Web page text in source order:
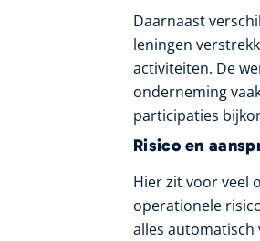
Daarnaast
leningen
activiteiten. De
onderneming
participaties
Risico en
Hier zit voor veel
operationele
alles automatisch